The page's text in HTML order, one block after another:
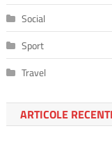
Social
Sport
Travel
ARTICOLE